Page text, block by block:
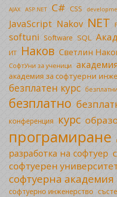
AJAX ASP.NET C# CSS
JavaScript Nakov NET
softuni Software SQL
ИТ Наков Светлин
СофтУни за ученици
академия за софтуерни
безплатен курс
безплатно
конференция курс
програмиране
разработка на софтуер
софтуерен
софтуерна академия
софтуерно инженерство